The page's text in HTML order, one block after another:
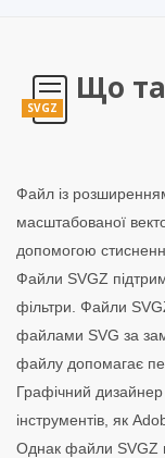
SVGZ
Що
Файл із
масштабованої
допомогою
Файли SVGZ
фільтри. Файли
файлами SVG за
файлу допомагає
Графічний
інструментів, як
Однак файли SVGZ